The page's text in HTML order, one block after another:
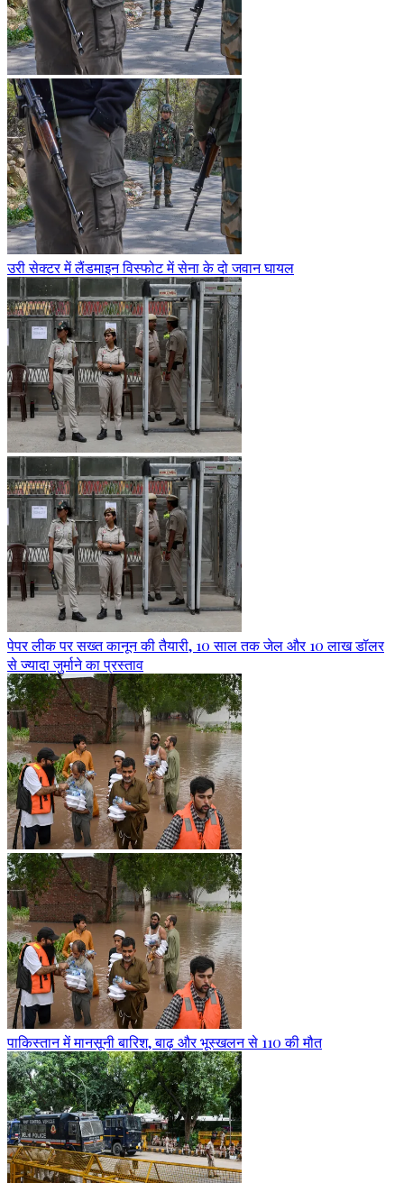
उरी सेक्टर में लैंडमाइन विस्फोट में सेना के दो जवान घायल
पेपर लीक पर सख्त कानून की तैयारी, 10 साल तक जेल और 10 लाख डॉलर
से ज्यादा जुर्माने का प्रस्ताव
पाकिस्तान में मानसूनी बारिश, बाढ़ और भूस्खलन से 110 की मौत